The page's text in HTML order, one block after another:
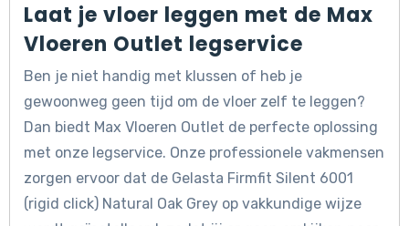
Laat je vloer leggen met de Max
Vloeren Outlet legservice
Ben je niet handig met klussen of heb je
gewoonweg geen tijd om de vloer zelf te leggen?
Dan biedt Max Vloeren Outlet de perfecte oplossing
met onze legservice. Onze professionele vakmensen
zorgen ervoor dat de Gelasta Firmfit Silent 6001
(rigid click) Natural Oak Grey op vakkundige wijze